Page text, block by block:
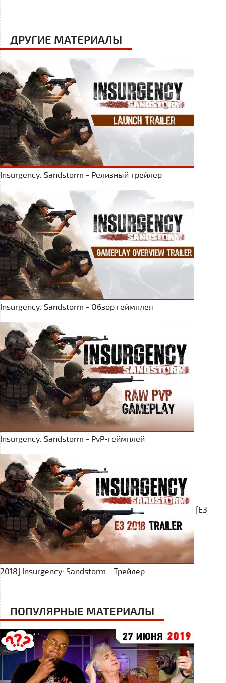
ДРУГИЕ МАТЕРИАЛЫ
Insurgency: Sandstorm - Релизный трейлер
Insurgency: Sandstorm - Обзор геймплея
Insurgency: Sandstorm - PvP-геймплей
[E3
2018] Insurgency: Sandstorm - Трейлер
ПОПУЛЯРНЫЕ МАТЕРИАЛЫ